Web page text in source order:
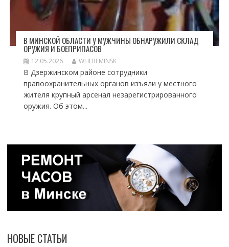
В МИНСКОЙ ОБЛАСТИ У МУЖЧИНЫ ОБНАРУЖИЛИ СКЛАД
ОРУЖИЯ И БОЕПРИПАСОВ
12.05.2026 WHEREMINSK
В Дзержинском районе сотрудники
правоохранительных органов изъяли у местного
жителя крупный арсенал незарегистрированного
оружия. Об этом...
НОВЫЕ СТАТЬИ